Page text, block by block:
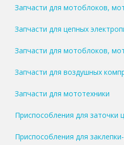
Запчасти для мотоблоков,
Запчасти для цепных
Запчасти для мотоблоков,
Запчасти для воздушных
Запчасти для мототехники
Приспособления для заточки
Приспособления для